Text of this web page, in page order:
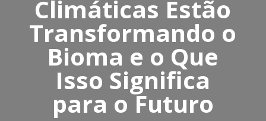
Climáticas Estão
Transformando o
Bioma e o Que
Isso Significa
para o Futuro